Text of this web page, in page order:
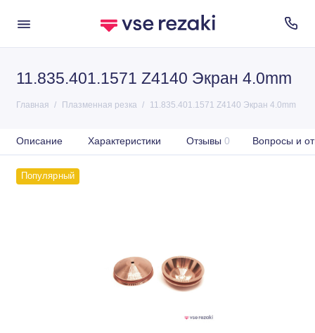
11.835.401.1571 Z4140 Экран 4.0mm
Главная Плазменная резка 11.835.401.1571 Z4140 Экран 4.0mm
Описание Характеристики Отзывы 0 Вопросы и
Популярный